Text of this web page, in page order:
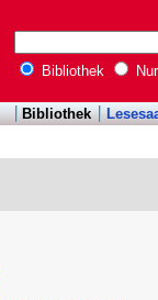
Bibliothek
Bibliothek